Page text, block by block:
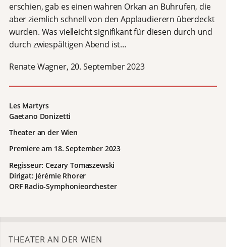
erschien, gab es einen wahren Orkan an Buhrufen, die
aber ziemlich schnell von den Applaudierern überdeckt
wurden. Was vielleicht signifikant für diesen durch und
durch zwiespältigen Abend ist…
Renate Wagner, 20. September 2023
Les Martyrs
Gaetano Donizetti
Theater an der Wien
Premiere am 18. September 2023
Regisseur: Cezary Tomaszewski
Dirigat: Jérémie Rhorer
ORF Radio-Symphonieorchester
THEATER AN DER WIEN